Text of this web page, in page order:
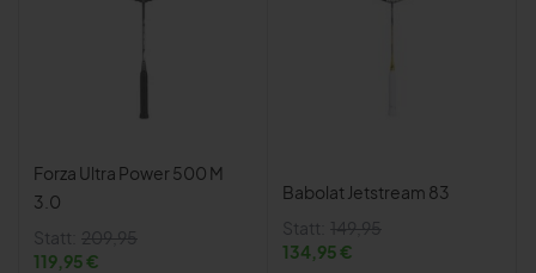
Forza Ultra Power 500 M
3.0
Statt: 209,95
119,95 €
Babolat Jetstream 83
Statt: 149,95
134,95 €